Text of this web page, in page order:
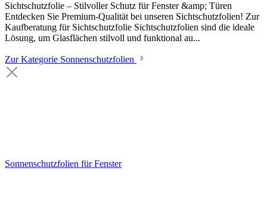
Sichtschutzfolie – Stilvoller Schutz für Fenster &amp; Türen
Entdecken Sie Premium-Qualität bei unseren Sichtschutzfolien! Zur
Kaufberatung für Sichtschutzfolie Sichtschutzfolien sind die ideale
Lösung, um Glasflächen stilvoll und funktional au...
Zur Kategorie Sonnenschutzfolien
Sonnenschutzfolien für Fenster